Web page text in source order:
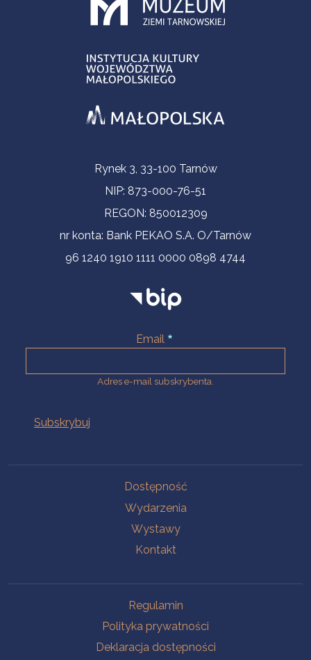
Informacje kontaktoweRynek 3, 33-100 Tarnów
NIP: 873-000-76-51
REGON: 850012309
nr konta: Bank PEKAO S.A. O/Tarnów
96 1240 1910 1111 0000 0898 4744
Email
Adres e-mail subskrybenta.
Dostępność
Wydarzenia
Wystawy
Kontakt
Regulamin
Polityka prywatności
Deklaracja dostępności